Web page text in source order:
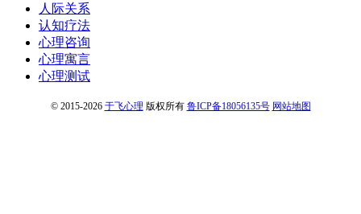
人际关系
认知疗法
心理咨询
心理寓言
心理测试
© 2015-2026 于飞心理 版权所有 鲁ICP备18056135号 网站地图